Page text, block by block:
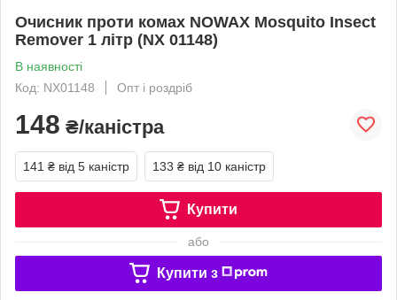
Очисник проти комах NOWAX Mosquito Insect
Remover 1 літр (NX 01148)
В наявності
Код: NX01148
Опт і роздріб
148 ₴/каністра
141 ₴ від 5 каністр 133 ₴ від 10 каністр
Купити
або
Купити з